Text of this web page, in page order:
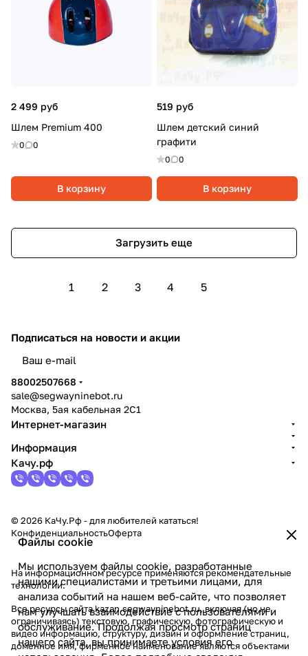
2 499 руб
Шлем Premium 400
0 0
В корзину
519 руб
Шлем детский синий
графити
0 0
В корзину
Загрузить еще
1 2 3 4 5
Файлы cookie
Мы используем файлы cookie, разработанные
нашими специалистами и третьими лицами, для
анализа событий на нашем веб-сайте, что позволяет
нам улучшать взаимодействие с пользователями и
обслуживание. Продолжая просмотр страниц
нашего сайта, вы принимаете условия его
Подписаться на новости и акции
88002507668
sale@segwayninebot.ru
Москва, 5ая кабельная 2С1
Интернет-магазин
Информация
Качу.рф
© 2026 КаЧу.Рф - для любителей кататься!
КонфиденциальностьОферта
На информационном ресурсе применяютсярекомендательные
технологии.
Все ресурсы сайта kazan.segwayninebot.ru, включая (но не
ограничиваясь) текстовую, графическую, фотографическую и
видео информацию, структуру, дизайн и оформление страниц,
доменное имя, фирменное наименование являются объектами